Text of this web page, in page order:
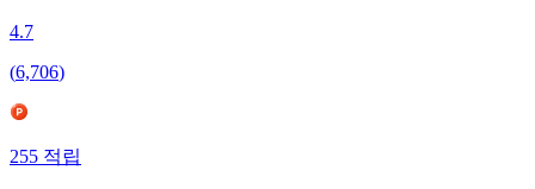
4.7
(6,706)
255 적립